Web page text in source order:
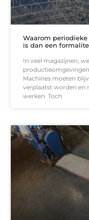
Waarom
is dan een
In veel magazijnen,
Machines moeten
verplaatst worden en
werken. Toch